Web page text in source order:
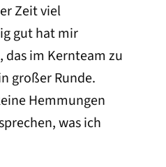
Zeit viel
gut hat mir
im Kernteam zu
großer Runde.
Hemmungen
was ich